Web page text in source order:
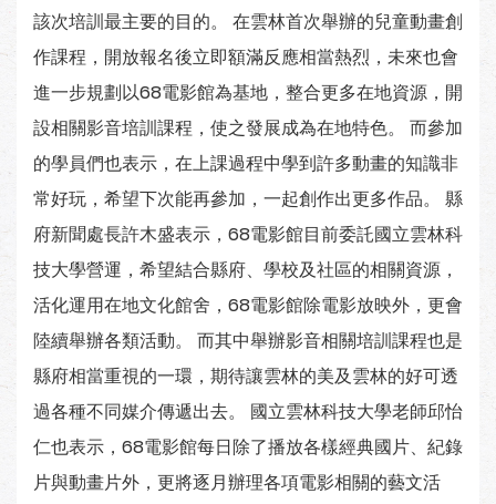
該次培訓最主要的目的。 在雲林首次舉辦的兒童動畫創
作課程，開放報名後立即額滿反應相當熱烈，未來也會
進一步規劃以68電影館為基地，整合更多在地資源，開
設相關影音培訓課程，使之發展成為在地特色。 而參加
的學員們也表示，在上課過程中學到許多動畫的知識非
常好玩，希望下次能再參加，一起創作出更多作品。 縣
府新聞處長許木盛表示，68電影館目前委託國立雲林科
技大學營運，希望結合縣府、學校及社區的相關資源，
活化運用在地文化館舍，68電影館除電影放映外，更會
陸續舉辦各類活動。 而其中舉辦影音相關培訓課程也是
縣府相當重視的一環，期待讓雲林的美及雲林的好可透
過各種不同媒介傳遞出去。 國立雲林科技大學老師邱怡
仁也表示，68電影館每日除了播放各樣經典國片、紀錄
片與動畫片外，更將逐月辦理各項電影相關的藝文活